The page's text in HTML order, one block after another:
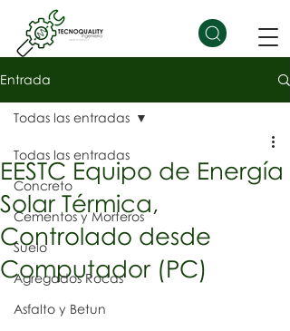
Entrada
Todas las entradas
Concreto
Cementos y Morteros
Suelo
Agregados Rocas
Asfalto y Betun
Todas las entradas
EESTC Equipo de Energía
Solar Térmica,
Controlado desde
Computador (PC)